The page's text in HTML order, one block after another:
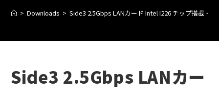
> Downloads > Side3 2.5Gbps LANカード Intel I226 チップ搭載 イ
Side3 2.5Gbps LANカー